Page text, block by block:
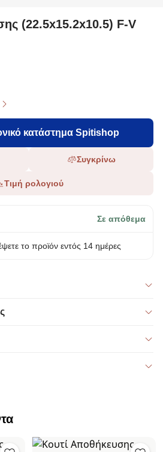
(22.5x15.2x10.5) F-V
κατάστημα Spitishop
Συγκρίνω
Τιμή ρολογιού
Σε απόθεμα
το προϊόν εντός 14 ημέρες